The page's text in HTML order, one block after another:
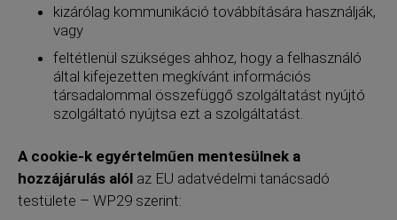
kizárólag kommunikáció továbbítására használják,
vagy
feltétlenül szükséges ahhoz, hogy a felhasználó
által kifejezetten megkívánt információs
társadalommal összefüggő szolgáltatást nyújtó
szolgáltató nyújtsa ezt a szolgáltatást.
A cookie-k egyértelműen mentesülnek a
hozzájárulás alól az EU adatvédelmi tanácsadó
testülete – WP29 szerint: